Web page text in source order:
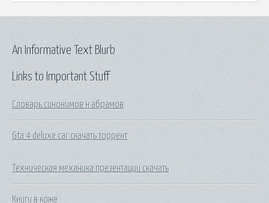
Links to Important Stuff
Словарь синонимов н абрамов
Gta 4 deluxe car скачать торрент
Техническая механика презентации скачать
Книги в коже
An Informative Text Blurb